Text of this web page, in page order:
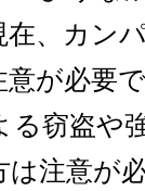
、カン
が必要
窃盗や
注意が